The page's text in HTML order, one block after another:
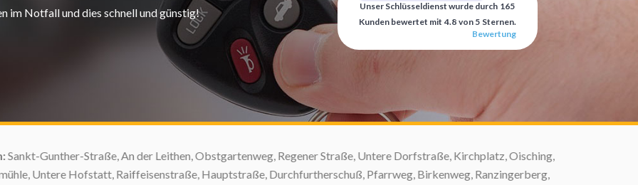
im Notfall und dies schnell und günstig! Unser Schlüsseldienst wurde durch 165
Kunden bewertet mit 4.8 von 5 Sternen.
Bewertung
Gunther-Straße, An der Leithen, Obstgartenweg, Regener Straße, Untere Dorfstraße, Kirchplatz, Oisching,
Untere Hofstatt, Raiffeisenstraße, Hauptstraße, Durchfurtherschuß, Pfarrweg, Birkenweg, Ranzingerberg,